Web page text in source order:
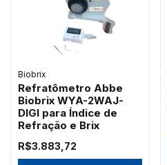
Biobrix
Refratômetro Abbe
Biobrix WYA-2WAJ-
DIGI para Índice de
Refração e Brix
R$3.883,72